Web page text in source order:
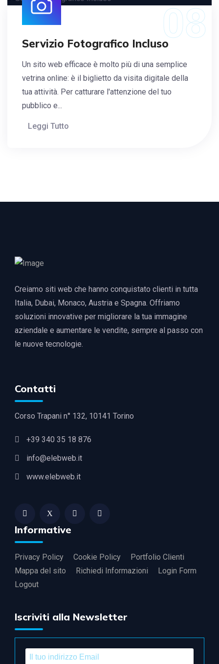
Servizio Fotografico Incluso08
Un sito web efficace è molto più di una semplice
vetrina online: è il biglietto da visita digitale della
tua attività. Per catturare l'attenzione del tuo
pubblico e...
Leggi Tutto
Creiamo siti web che hanno conquistato clienti in tutta
Italia, Dubai, Monaco, Austria e Spagna. Offriamo
soluzioni innovative per migliorare la tua immagine
aziendale e aumentare le vendite, sempre al passo con
le nuove tecnologie.
Contatti
Corso Trapani n° 132, 10141 Torino
+39 340 35 18 876
info@elebweb.it
www.elebweb.it
Informative
Privacy Policy Cookie Policy
Portfolio Clienti
Mappa del sito
Richiedi Informazioni
Login Form
Logout
Iscriviti alla Newsletter